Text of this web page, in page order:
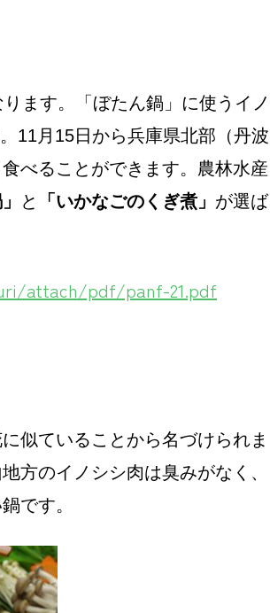
ります。「ぼたん鍋」に使うイノ
11月15日から兵庫県北部（丹波
べることができます。 農林水産
と 「いかなごのくぎ煮」 が選ば
attach/pdf/panf-21.pdf
似ていることから名づけられま
方のイノシシ肉は臭みがなく、
です。